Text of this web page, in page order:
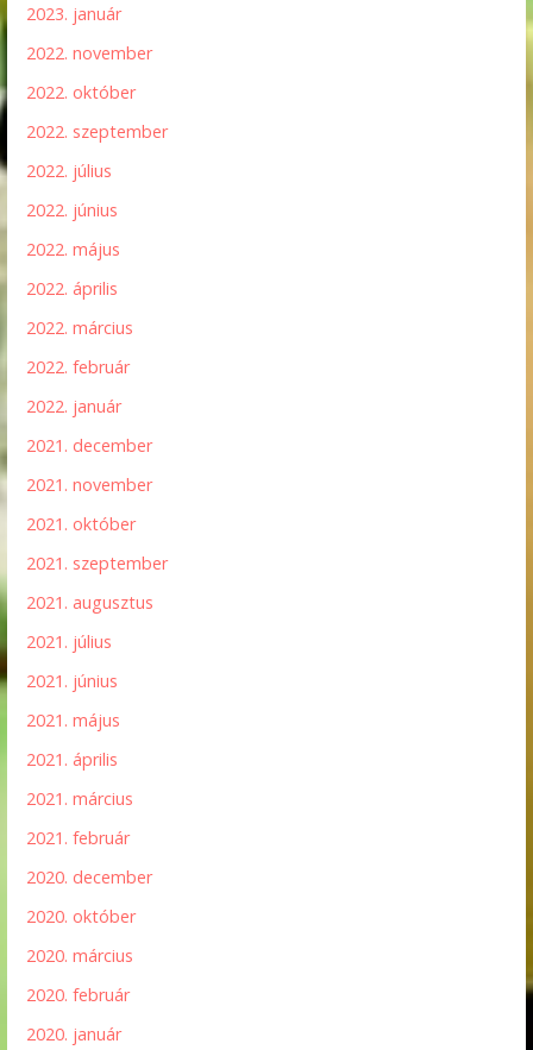
2023. január
2022. november
2022. október
2022. szeptember
2022. július
2022. június
2022. május
2022. április
2022. március
2022. február
2022. január
2021. december
2021. november
2021. október
2021. szeptember
2021. augusztus
2021. július
2021. június
2021. május
2021. április
2021. március
2021. február
2020. december
2020. október
2020. március
2020. február
2020. január